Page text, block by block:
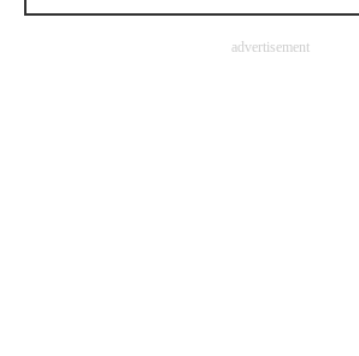
IT製品の技術・比較・事例
advertisement